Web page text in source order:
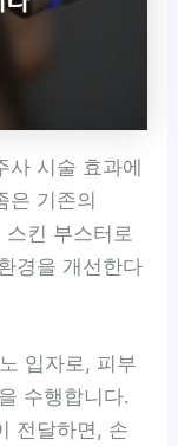
사 시술 효과에
은 기존의
킨 부스터로
경을 개선한다
입자로, 피부
수행합니다.
전달하면, 손